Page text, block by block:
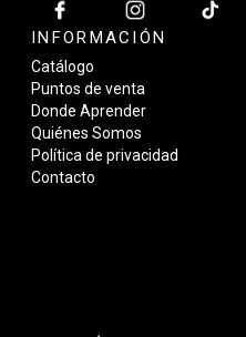
INFORMACIÓN
Catálogo
Puntos de venta
Donde Aprender
Quiénes Somos
Política de privacidad
Contacto